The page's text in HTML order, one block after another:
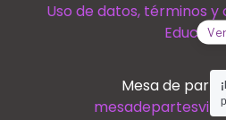
Uso de datos, términos y
Mesa de